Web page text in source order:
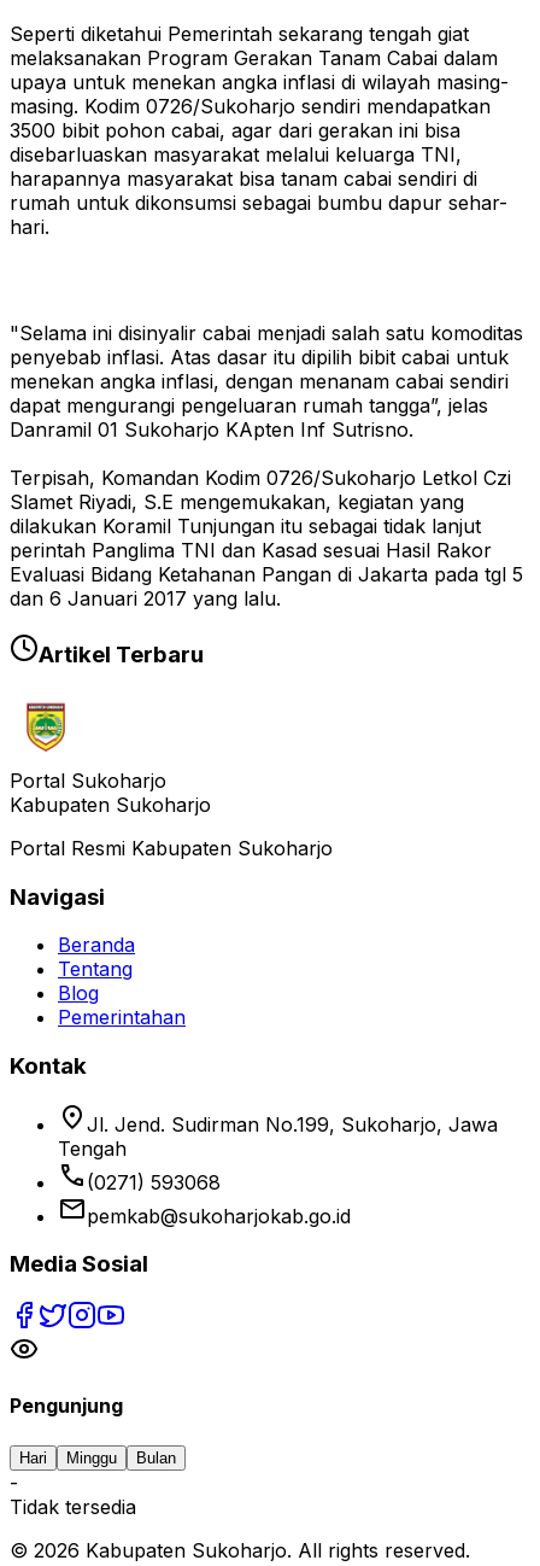
Seperti diketahui Pemerintah sekarang tengah giat
melaksanakan Program Gerakan Tanam Cabai dalam
upaya untuk menekan angka inflasi di wilayah masing-
masing. Kodim 0726/Sukoharjo sendiri mendapatkan
3500 bibit pohon cabai, agar dari gerakan ini bisa
disebarluaskan masyarakat melalui keluarga TNI,
harapannya masyarakat bisa tanam cabai sendiri di
rumah untuk dikonsumsi sebagai bumbu dapur sehar-
hari.
"Selama ini disinyalir cabai menjadi salah satu komoditas
penyebab inflasi. Atas dasar itu dipilih bibit cabai untuk
menekan angka inflasi, dengan menanam cabai sendiri
dapat mengurangi pengeluaran rumah tangga”, jelas
Danramil 01 Sukoharjo KApten Inf Sutrisno.
Terpisah, Komandan Kodim 0726/Sukoharjo Letkol Czi
Slamet Riyadi, S.E mengemukakan, kegiatan yang
dilakukan Koramil Tunjungan itu sebagai tidak lanjut
perintah Panglima TNI dan Kasad sesuai Hasil Rakor
Evaluasi Bidang Ketahanan Pangan di Jakarta pada tgl 5
dan 6 Januari 2017 yang lalu.
Artikel Terbaru
Portal Sukoharjo
Kabupaten Sukoharjo
Portal Resmi Kabupaten Sukoharjo
Navigasi
Beranda
Tentang
Blog
Pemerintahan
Kontak
location_on Jl. Jend. Sudirman No.199, Sukoharjo, Jawa
Tengah
phone (0271) 593068
emailpemkab@sukoharjokab.go.id
Media Sosial
Pengunjung
Hari Minggu Bulan
-
Tidak tersedia
© 2026 Kabupaten Sukoharjo. All rights reserved.